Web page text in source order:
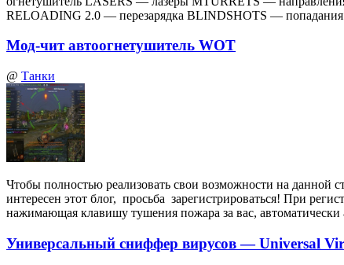
RELOADING 2.0 — перезарядка BLINDSHOTS — попадания
Мод-чит автоогнетушитель WOT
@ Танки
Чтобы полностью реализовать свои возможности на данной
интересен этот блог, просьба зарегистрироваться! При
нажимающая клавишу тушения пожара за вас,
Универсальный сниффер вирусов — Universal